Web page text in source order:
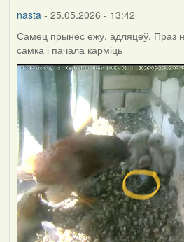
nasta- 25.05.2026 - 13:42
Самец прынёс ежу, адляцеў. Праз
самка і пачала карміць